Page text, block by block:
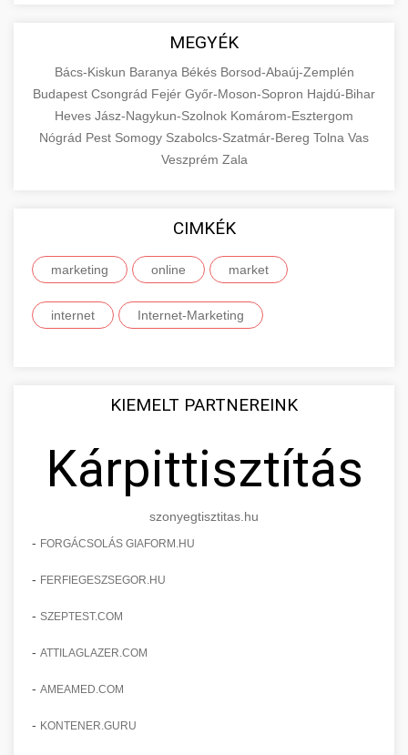
MEGYÉK
Bács-Kiskun Baranya Békés Borsod-Abaúj-Zemplén
Budapest Csongrád Fejér Győr-Moson-Sopron Hajdú-Bihar
Heves Jász-Nagykun-Szolnok Komárom-Esztergom
Nógrád Pest Somogy Szabolcs-Szatmár-Bereg Tolna Vas
Veszprém Zala
CIMKÉK
marketing online market
internet Internet-Marketing
KIEMELT PARTNEREINK
Kárpittisztítás
szonyegtisztitas.hu
- FORGÁCSOLÁS GIAFORM.HU
- FERFIEGESZSEGOR.HU
- SZEPTEST.COM
- ATTILAGLAZER.COM
- AMEAMED.COM
- KONTENER.GURU